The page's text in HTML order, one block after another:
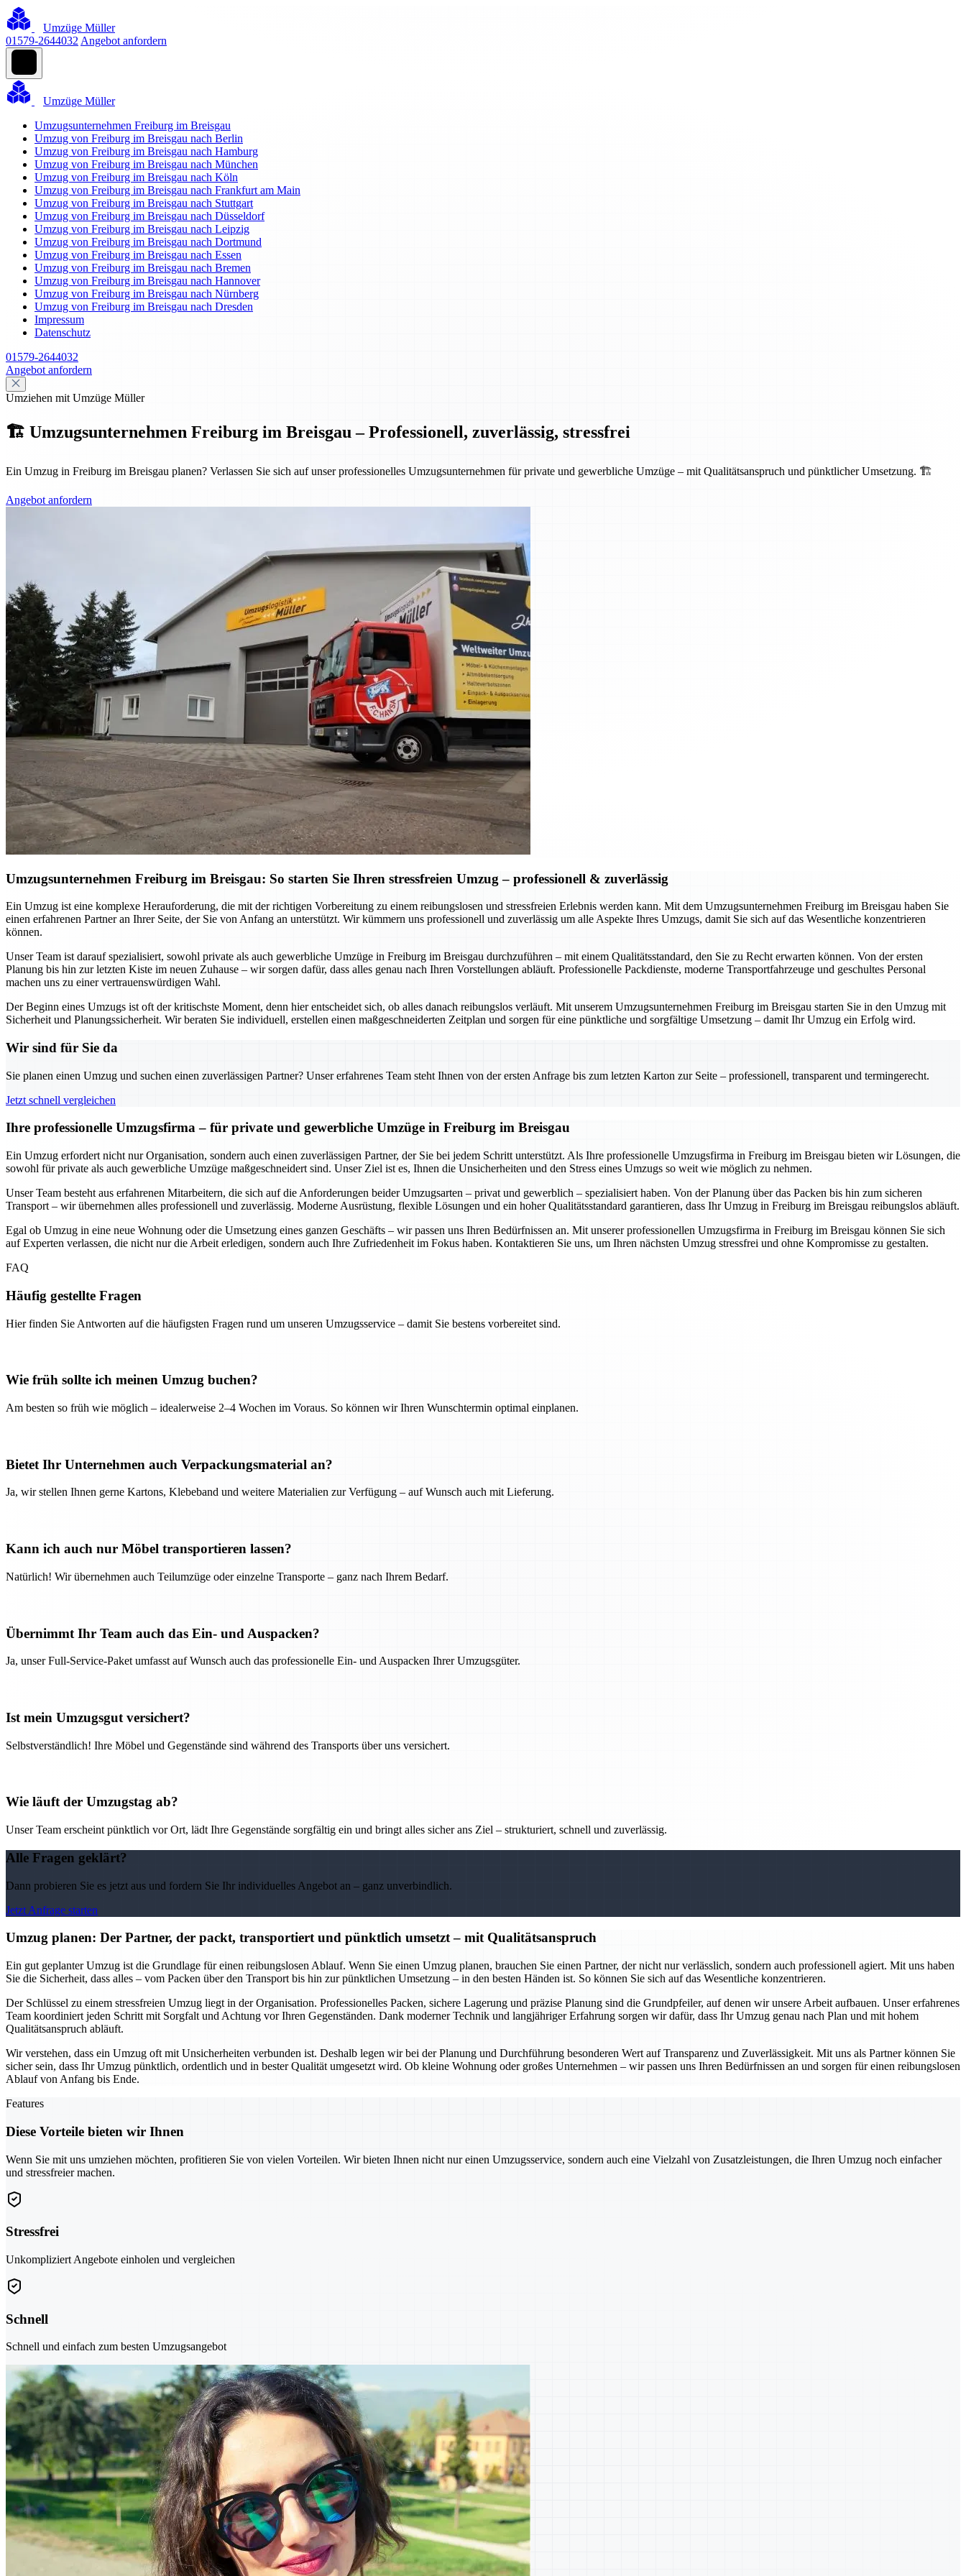
Umzüge Müller
01579-2644032 Angebot anfordern
Umzüge Müller
Umzugsunternehmen Freiburg im Breisgau
Umzug von Freiburg im Breisgau nach Berlin
Umzug von Freiburg im Breisgau nach Hamburg
Umzug von Freiburg im Breisgau nach München
Umzug von Freiburg im Breisgau nach Köln
Umzug von Freiburg im Breisgau nach Frankfurt am Main
Umzug von Freiburg im Breisgau nach Stuttgart
Umzug von Freiburg im Breisgau nach Düsseldorf
Umzug von Freiburg im Breisgau nach Leipzig
Umzug von Freiburg im Breisgau nach Dortmund
Umzug von Freiburg im Breisgau nach Essen
Umzug von Freiburg im Breisgau nach Bremen
Umzug von Freiburg im Breisgau nach Hannover
Umzug von Freiburg im Breisgau nach Nürnberg
Umzug von Freiburg im Breisgau nach Dresden
Impressum
Datenschutz
01579-2644032
Angebot anfordern
Umziehen mit Umzüge Müller
🏗️ Umzugsunternehmen Freiburg im Breisgau – Professionell, zuverlässig, stressfrei
Ein Umzug in Freiburg im Breisgau planen? Verlassen Sie sich auf unser professionelles Umzugsunternehmen für private und gewerbliche Umzüge – mit Qualitätsanspruch und pünktlicher Umsetzung. 🏗️
Angebot anfordern
Umzugsunternehmen Freiburg im Breisgau: So starten Sie Ihren stressfreien Umzug – professionell & zuverlässig
Ein Umzug ist eine komplexe Herauforderung, die mit der richtigen Vorbereitung zu einem reibungslosen und stressfreien Erlebnis werden kann. Mit dem Umzugsunternehmen Freiburg im Breisgau haben Sie
einen erfahrenen Partner an Ihrer Seite, der Sie von Anfang an unterstützt. Wir kümmern uns professionell und zuverlässig um alle Aspekte Ihres Umzugs, damit Sie sich auf das Wesentliche konzentrieren
können.
Unser Team ist darauf spezialisiert, sowohl private als auch gewerbliche Umzüge in Freiburg im Breisgau durchzuführen – mit einem Qualitätsstandard, den Sie zu Recht erwarten können. Von der ersten
Planung bis hin zur letzten Kiste im neuen Zuhause – wir sorgen dafür, dass alles genau nach Ihren Vorstellungen abläuft. Professionelle Packdienste, moderne Transportfahrzeuge und geschultes Personal
machen uns zu einer vertrauenswürdigen Wahl.
Der Beginn eines Umzugs ist oft der kritischste Moment, denn hier entscheidet sich, ob alles danach reibungslos verläuft. Mit unserem Umzugsunternehmen Freiburg im Breisgau starten Sie in den Umzug mit
Sicherheit und Planungssicherheit. Wir beraten Sie individuell, erstellen einen maßgeschneiderten Zeitplan und sorgen für eine pünktliche und sorgfältige Umsetzung – damit Ihr Umzug ein Erfolg wird.
Wir sind für Sie da
Sie planen einen Umzug und suchen einen zuverlässigen Partner? Unser erfahrenes Team steht Ihnen von der ersten Anfrage bis zum letzten Karton zur Seite – professionell, transparent und termingerecht.
Jetzt schnell vergleichen
Ihre professionelle Umzugsfirma – für private und gewerbliche Umzüge in Freiburg im Breisgau
Ein Umzug erfordert nicht nur Organisation, sondern auch einen zuverlässigen Partner, der Sie bei jedem Schritt unterstützt. Als Ihre professionelle Umzugsfirma in Freiburg im Breisgau bieten wir Lösungen, die
sowohl für private als auch gewerbliche Umzüge maßgeschneidert sind. Unser Ziel ist es, Ihnen die Unsicherheiten und den Stress eines Umzugs so weit wie möglich zu nehmen.
Unser Team besteht aus erfahrenen Mitarbeitern, die sich auf die Anforderungen beider Umzugsarten – privat und gewerblich – spezialisiert haben. Von der Planung über das Packen bis hin zum sicheren
Transport – wir übernehmen alles professionell und zuverlässig. Moderne Ausrüstung, flexible Lösungen und ein hoher Qualitätsstandard garantieren, dass Ihr Umzug in Freiburg im Breisgau reibungslos abläuft.
Egal ob Umzug in eine neue Wohnung oder die Umsetzung eines ganzen Geschäfts – wir passen uns Ihren Bedürfnissen an. Mit unserer professionellen Umzugsfirma in Freiburg im Breisgau können Sie sich
auf Experten verlassen, die nicht nur die Arbeit erledigen, sondern auch Ihre Zufriedenheit im Fokus haben. Kontaktieren Sie uns, um Ihren nächsten Umzug stressfrei und ohne Kompromisse zu gestalten.
FAQ
Häufig gestellte Fragen
Hier finden Sie Antworten auf die häufigsten Fragen rund um unseren Umzugsservice – damit Sie bestens vorbereitet sind.
Wie früh sollte ich meinen Umzug buchen?
Am besten so früh wie möglich – idealerweise 2–4 Wochen im Voraus. So können wir Ihren Wunschtermin optimal einplanen.
Bietet Ihr Unternehmen auch Verpackungsmaterial an?
Ja, wir stellen Ihnen gerne Kartons, Klebeband und weitere Materialien zur Verfügung – auf Wunsch auch mit Lieferung.
Kann ich auch nur Möbel transportieren lassen?
Natürlich! Wir übernehmen auch Teilumzüge oder einzelne Transporte – ganz nach Ihrem Bedarf.
Übernimmt Ihr Team auch das Ein- und Auspacken?
Ja, unser Full-Service-Paket umfasst auf Wunsch auch das professionelle Ein- und Auspacken Ihrer Umzugsgüter.
Ist mein Umzugsgut versichert?
Selbstverständlich! Ihre Möbel und Gegenstände sind während des Transports über uns versichert.
Wie läuft der Umzugstag ab?
Unser Team erscheint pünktlich vor Ort, lädt Ihre Gegenstände sorgfältig ein und bringt alles sicher ans Ziel – strukturiert, schnell und zuverlässig.
Alle Fragen geklärt?
Dann probieren Sie es jetzt aus und fordern Sie Ihr individuelles Angebot an – ganz unverbindlich.
Jetzt Anfrage starten
Umzug planen: Der Partner, der packt, transportiert und pünktlich umsetzt – mit Qualitätsanspruch
Ein gut geplanter Umzug ist die Grundlage für einen reibungslosen Ablauf. Wenn Sie einen Umzug planen, brauchen Sie einen Partner, der nicht nur verlässlich, sondern auch professionell agiert. Mit uns haben
Sie die Sicherheit, dass alles – vom Packen über den Transport bis hin zur pünktlichen Umsetzung – in den besten Händen ist. So können Sie sich auf das Wesentliche konzentrieren.
Der Schlüssel zu einem stressfreien Umzug liegt in der Organisation. Professionelles Packen, sichere Lagerung und präzise Planung sind die Grundpfeiler, auf denen wir unsere Arbeit aufbauen. Unser erfahrenes
Team koordiniert jeden Schritt mit Sorgfalt und Achtung vor Ihren Gegenständen. Dank moderner Technik und langjähriger Erfahrung sorgen wir dafür, dass Ihr Umzug genau nach Plan und mit hohem
Qualitätsanspruch abläuft.
Wir verstehen, dass ein Umzug oft mit Unsicherheiten verbunden ist. Deshalb legen wir bei der Planung und Durchführung besonderen Wert auf Transparenz und Zuverlässigkeit. Mit uns als Partner können Sie
sicher sein, dass Ihr Umzug pünktlich, ordentlich und in bester Qualität umgesetzt wird. Ob kleine Wohnung oder großes Unternehmen – wir passen uns Ihren Bedürfnissen an und sorgen für einen reibungslosen
Ablauf von Anfang bis Ende.
Features
Diese Vorteile bieten wir Ihnen
Wenn Sie mit uns umziehen möchten, profitieren Sie von vielen Vorteilen. Wir bieten Ihnen nicht nur einen Umzugsservice, sondern auch eine Vielzahl von Zusatzleistungen, die Ihren Umzug noch einfacher
und stressfreier machen.
Stressfrei
Unkompliziert Angebote einholen und vergleichen
Schnell
Schnell und einfach zum besten Umzugsangebot